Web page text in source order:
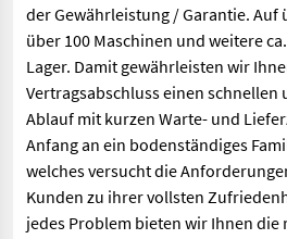
der Gewährleistung / Garantie. Auf
über 100 Maschinen und weitere
Lager. Damit gewährleisten wir
Vertragsabschluss einen schnellen
Ablauf mit kurzen Warte- und
Anfang an ein bodenständiges
welches versucht die
Kunden zu ihrer vollsten
jedes Problem bieten wir Ihnen die